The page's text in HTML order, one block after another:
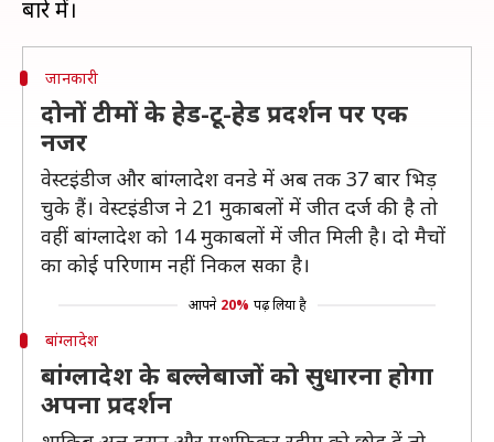
जानकारी
दोनों टीमों के हेड-टू-हेड प्रदर्शन पर एक
नजर
वेस्टइंडीज और बांग्लादेश वनडे में अब तक 37 बार भिड़
चुके हैं। वेस्टइंडीज ने 21 मुकाबलों में जीत दर्ज की है तो
वहीं बांग्लादेश को 14 मुकाबलों में जीत मिली है। दो मैचों
का कोई परिणाम नहीं निकल सका है।
आपने 20% पढ़ लिया है
बांग्लादेश
बांग्लादेश के बल्लेबाजों को सुधारना होगा
अपना प्रदर्शन